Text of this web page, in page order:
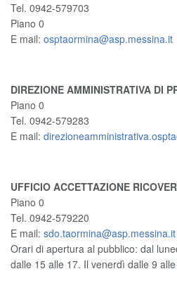
Tel. 0942-579703
Piano 0
E mail: osptaormina@asp.messina.it
DIREZIONE AMMINISTRATIVA DI
Piano 0
Tel. 0942-579283
E mail:
UFFICIO ACCETTAZIONE
Piano 0
Tel. 0942-579220
E mail: sdo.taormina@asp.messina.it
Orari di apertura al pubblico: dal
dalle 15 alle 17. Il venerdì dalle 9